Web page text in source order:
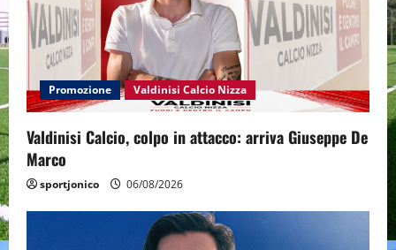
Promozione Valdinisi Calcio Nizza
Valdinisi Calcio, colpo in attacco: arriva Giuseppe De
Marco
sportjonico 06/08/2026